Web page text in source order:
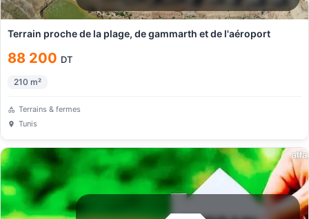
Terrain proche de la plage, de gammarth et de l'aéroport
88 200 DT
210 m²
Terrains & fermes
Tunis